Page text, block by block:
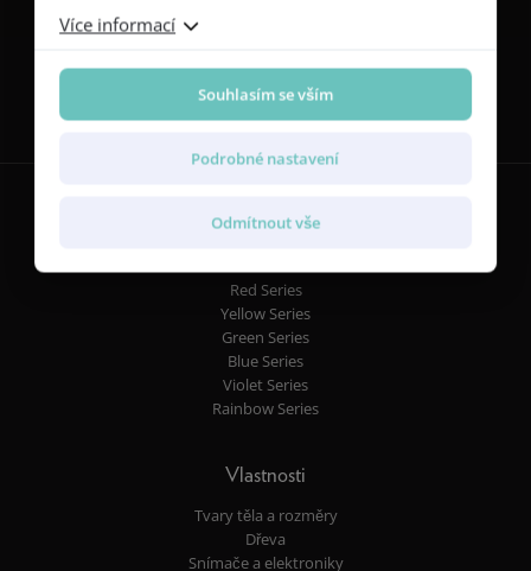
Sledujte nás
Red Series
Yellow Series
Green Series
Blue Series
Violet Series
Rainbow Series
Vlastnosti
Tvary těla a rozměry
Dřeva
Snímače a elektroniky
Více informací
Souhlasím se vším
Podrobné nastavení
Odmítnout vše